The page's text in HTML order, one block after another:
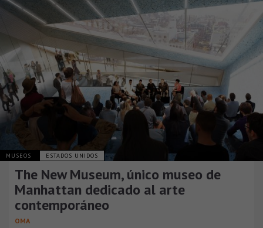
MUSEOS ESTADOS UNIDOS
The New Museum, único museo de
Manhattan dedicado al arte
contemporáneo
OMA